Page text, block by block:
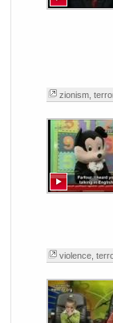
zionism,
violence,